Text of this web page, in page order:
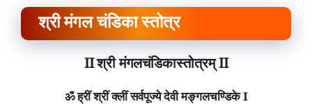
श्री मंगल चंडिका स्तोत्र
II श्री मंगलचंडिकास्तोत्रम् II
ॐ ह्रीं श्रीं क्लीं सर्वपूज्ये देवी मङ्गलचण्डिके I